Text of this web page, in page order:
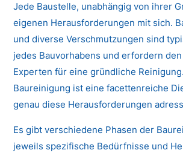
Jede Baustelle, unabhängig von ihrer
eigenen Herausforderungen mit sich.
und diverse Verschmutzungen sind
jedes Bauvorhabens und erfordern
Experten für eine gründliche
Baureinigung ist eine facettenreiche
genau diese Herausforderungen
Es gibt verschiedene Phasen der
jeweils spezifische Bedürfnisse und